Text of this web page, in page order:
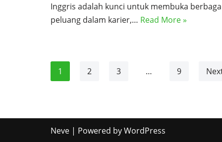
Inggris adalah kunci untuk membuka
peluang dalam karier,… Read More »
1 2 3 … 9
Neve | Powered byWordPress